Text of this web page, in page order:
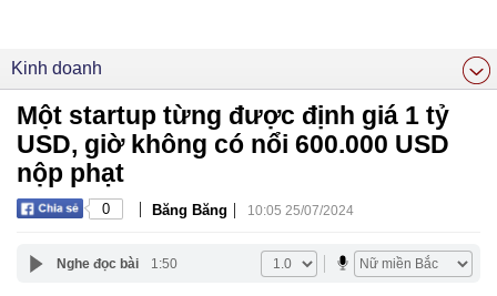
Kinh doanh
Một startup từng được định giá 1 tỷ
USD, giờ không có nổi 600.000 USD
nộp phạt
0 | Băng Băng | 10:05 25/07/2024
Nghe đọc bài 1:50